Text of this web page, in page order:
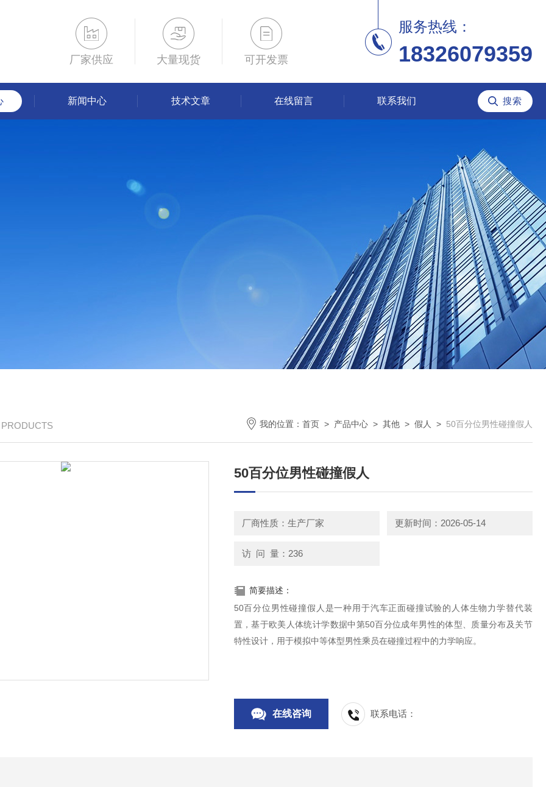
厂家供应 大量现货 可开发票
服务热线：
18326079359
新闻中心 技术文章 在线留言 联系我们
我的位置： 首页 > 产品中心 > 其他 > 假人 > 50百分位男性碰撞假人
50百分位男性碰撞假人
厂商性质：生产厂家 更新时间：2026-05-14
访 问 量：236
简要描述：
50百分位男性碰撞假人是一种用于汽车正面碰撞试验的人体生物力学替代装
置，基于欧美人体统计学数据中第50百分位成年男性的体型、质量分布及关节
特性设计，用于模拟中等体型男性乘员在碰撞过程中的力学响应。
在线咨询 联系电话：